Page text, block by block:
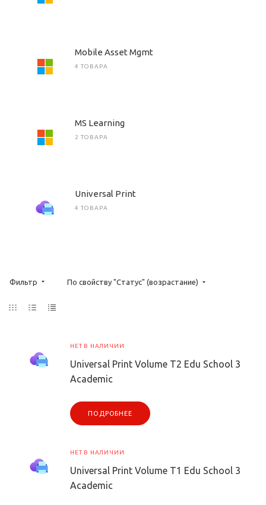
Mobile Asset Mgmt
4 ТОВАРА
MS Learning
2 ТОВАРА
Universal Print
4 ТОВАРА
Фильтр По свойству "Статус" (возрастание)
НЕТ В НАЛИЧИИ
Universal Print Volume T2 Edu School 3
Academic
ПОДРОБНЕЕ
НЕТ В НАЛИЧИИ
Universal Print Volume T1 Edu School 3
Academic